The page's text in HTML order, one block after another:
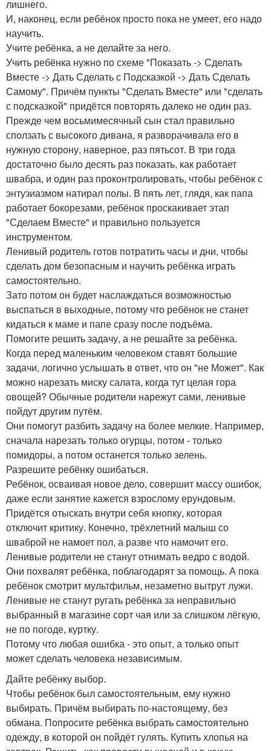
лишнего.
И, наконец, если ребёнок просто пока не умеет, его надо
научить.
Учите ребёнка, а не делайте за него.
Учить ребёнка нужно по схеме "Показать -> Сделать
Вместе -> Дать Сделать с Подсказкой -> Дать Сделать
Самому". Причём пункты "Сделать Вместе" или "сделать
с подсказкой" придётся повторять далеко не один раз.
Прежде чем восьмимесячный сын стал правильно
сползать с высокого дивана, я разворачивала его в
нужную сторону, наверное, раз пятьсот. В три года
достаточно было десять раз показать, как работает
швабра, и один раз проконтролировать, чтобы ребёнок с
энтузиазмом натирал полы. В пять лет, глядя, как папа
работает бокорезами, ребёнок проскакивает этап
"Сделаем Вместе" и правильно пользуется
инструментом.
Ленивый родитель готов потратить часы и дни, чтобы
сделать дом безопасным и научить ребёнка играть
самостоятельно.
Зато потом он будет наслаждаться возможностью
выспаться в выходные, потому что ребёнок не станет
кидаться к маме и папе сразу после подъёма.
Помогите решить задачу, а не решайте за ребёнка.
Когда перед маленьким человеком ставят большие
задачи, логично услышать в ответ, что он "не Может". Как
можно нарезать миску салата, когда тут целая гора
овощей? Обычные родители нарежут сами, ленивые
пойдут другим путём.
Они помогут разбить задачу на более мелкие. Например,
сначала нарезать только огурцы, потом - только
помидоры, а потом останется только зелень.
Разрешите ребёнку ошибаться.
Ребёнок, осваивая новое дело, совершит массу ошибок,
даже если занятие кажется взрослому ерундовым.
Придётся отыскать внутри себя кнопку, которая
отключит критику. Конечно, трёхлетний малыш со
шваброй не намоет пол, а разве что намочит его.
Ленивые родители не станут отнимать ведро с водой.
Они похвалят ребёнка, поблагодарят за помощь. А пока
ребёнок смотрит мультфильм, незаметно вытрут лужи.
Ленивые не станут ругать ребёнка за неправильно
выбранный в магазине сорт чая или за слишком лёгкую,
не по погоде, куртку.
Потому что любая ошибка - это опыт, а только опыт
может сделать человека независимым.
Дайте ребёнку выбор.
Чтобы ребёнок был самостоятельным, ему нужно
выбирать. Причём выбирать по-настоящему, без
обмана. Попросите ребёнка выбрать самостоятельно
одежду, в которой он пойдёт гулять. Купить хлопья на